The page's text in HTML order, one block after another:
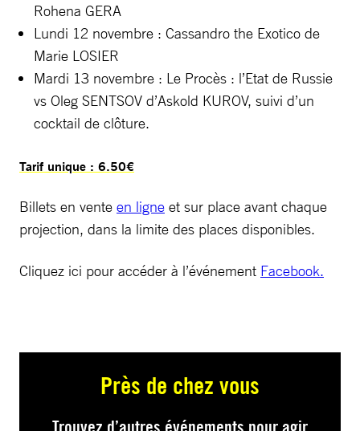
Rohena GERA
Lundi 12 novembre : Cassandro the Exotico de
Marie LOSIER
Mardi 13 novembre : Le Procès : l’Etat de Russie
vs Oleg SENTSOV d’Askold KUROV, suivi d’un
cocktail de clôture.
Tarif unique : 6.50€
Billets en vente en ligne et sur place avant chaque
projection, dans la limite des places disponibles.
Cliquez ici pour accéder à l’événement Facebook.
Près de chez vous
Trouvez d’autres événements pour agir